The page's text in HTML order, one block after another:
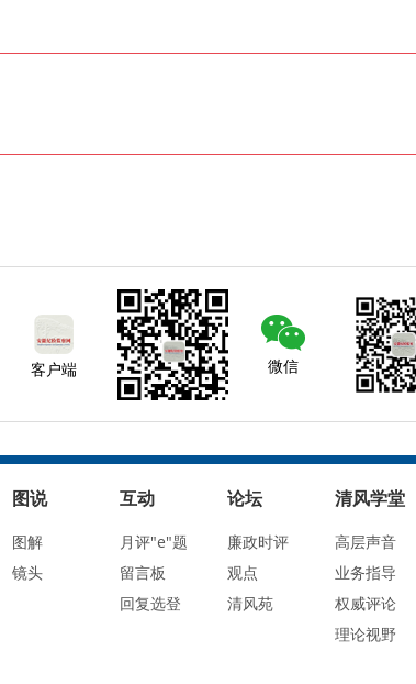
客户端 微信
图说
图解
镜头
互动
月评"e"题
留言板
回复选登
论坛
廉政时评
观点
清风苑
清风学堂
高层声音
业务指导
权威评论
理论视野